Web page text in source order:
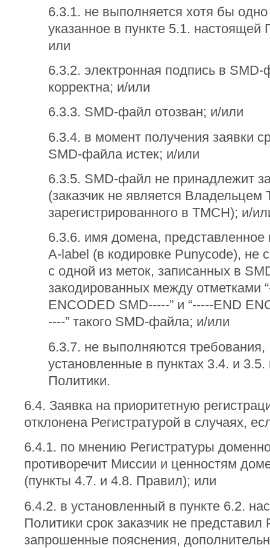
6.3.1. не выполняется хотя бы
указанное в пункте 5.1. настоящей
или
6.3.2. электронная подпись в
корректна; и/или
6.3.3. SMD-файл отозван; и/или
6.3.4. в момент получения заявки
SMD-файла истек; и/или
6.3.5. SMD-файл не принадлежит
(заказчик не является Владельцем
зарегистрированного в TMCH); и/
6.3.6. имя домена,
A-label (в кодировке Punycode), не
с одной из меток, записанных в
закодированных между отметками
ENCODED SMD-----” и “-----END
----” такого SMD-файла; и/или
6.3.7. не выполняются требования,
установленные в пунктах 3.4. и
Политики.
6.4. Заявка на приоритетную
отклонена Регистратурой в случаях,
6.4.1. по мнению Регистратуры
противоречит Миссии и ценностям
(пункты 4.7. и 4.8. Правил); или
6.4.2. в установленный в пункте 6.2.
Политики срок заказчик не представил
запрошенные пояснения,